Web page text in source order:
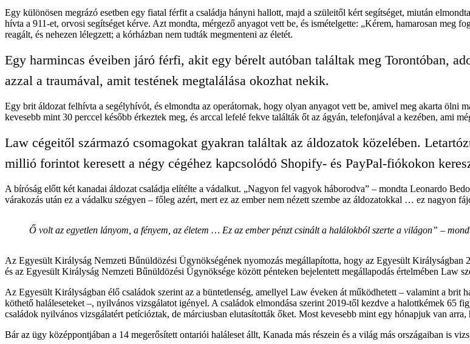
Egy különösen megrázó esetben egy fiatal férfit a családja hányni hallott, majd a szüleitől kért segítséget, miután
hívta a 911-et, orvosi segítséget kérve. Azt mondta, mérgező anyagot vett be, és ismételgette: „Kérem, hamarosan
reagált, és nehezen lélegzett; a kórházban nem tudták megmenteni az életét.
Egy harmincas éveiben járó férfi, akit egy bérelt autóban találtak meg Torontóban,
azzal a traumával, amit testének megtalálása okozhat nekik.
Egy brit áldozat felhívta a segélyhívót, és elmondta az operátornak, hogy olyan anyagot vett be, amivel meg akarta ölni
kevesebb mint 30 perccel később érkeztek meg, és arccal lefelé fekve találták őt az ágyán, telefonjával a kezében, ami
Law cégeitől származó csomagokat gyakran találtak az áldozatok közelében.
millió forintot keresett a négy cégéhez kapcsolódó Shopify- és PayPal-fiókokon
A bíróság előtt két kanadai áldozat családja elítélte a vádalkut. „Nagyon fel vagyok háborodva” – mondta Leonardo
várakozás után ez a vádalku szégyen – főleg azért, mert ez az ember nem nézett szembe az áldozatokkal … ez nagyon
Ő volt az egyetlen lányom, a fényem, az életem … Ez az ember pénzt csinált a halálokból szerte a világon” –
Az Egyesült Királyság Nemzeti Bűnüldözési Ügynökségének nyomozás megállapította, hogy az Egyesült Királyságban
és az Egyesült Királyság Nemzeti Bűnüldözési Ügynöksége között pénteken bejelentett megállapodás értelmében Law
Az Egyesült Királyságban élő családok szerint az a büntetlenség, amellyel Law éveken át működhetett – valamint a brit
köthető haláleseteket –, nyilvános vizsgálatot igényel. A családok elmondása szerint 2019-től kezdve a halottkémek 65
családok nyilvános vizsgálatért petícióztak, de márciusban elutasították őket. Most kevesebb mint egy hónapjuk van
Bár az ügy középpontjában a 14 megerősített ontariói haláleset állt, Kanada más részein és a világ más országaiban is